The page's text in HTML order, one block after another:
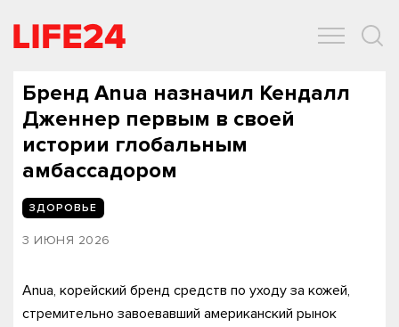
Бренд Anua назначил Кендалл
Дженнер первым в своей
истории глобальным
амбассадором
ЗДОРОВЬЕ
3 ИЮНЯ 2026
Anua, корейский бренд средств по уходу за кожей,
стремительно завоевавший американский рынок